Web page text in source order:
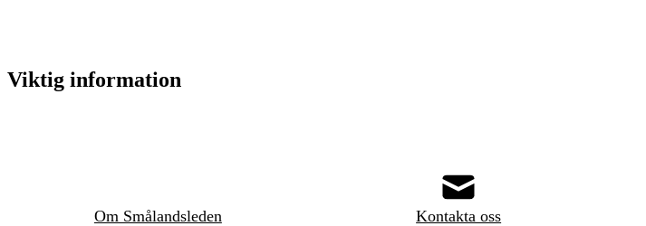
Viktig information
Om Smålandsleden Kontakta oss